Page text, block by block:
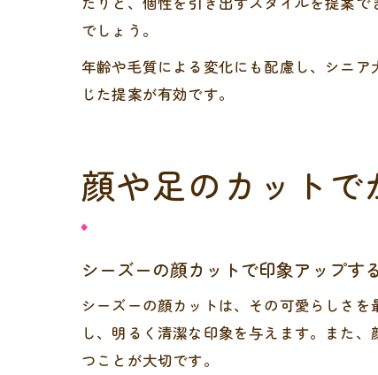
でしょう。
年齢や毛質による変化にも配慮し、シニ
じた提案が有効です。
顔や足のカット
シーズーの顔カットで印象アップす
シーズーの顔カットは、その可愛らしさ
し、明るく清潔な印象を与えます。また
つことが大切です。